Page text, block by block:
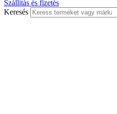
Szállítás és fizetés
Keresés